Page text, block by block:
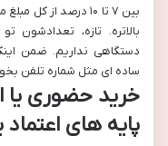
بین ۷ تا ۱۰ درصد از
بالاتره. تازه،
دستگاهی نداریم. ضمن
ساده ای مثل شماره تلفن
خرید حضوری
پایه های